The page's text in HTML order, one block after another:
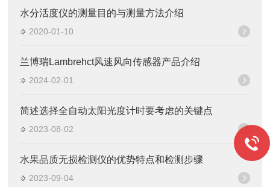
水分活度仪的测量目的与测量方法介绍
2020-01-10
兰博瑞Lambrehct风速风向传感器产品介绍
2024-02-01
简述选择全自动太阳光度计时要考虑的关键点
2023-08-02
水果品质无损检测仪的优势特点和检测步骤
2023-09-04